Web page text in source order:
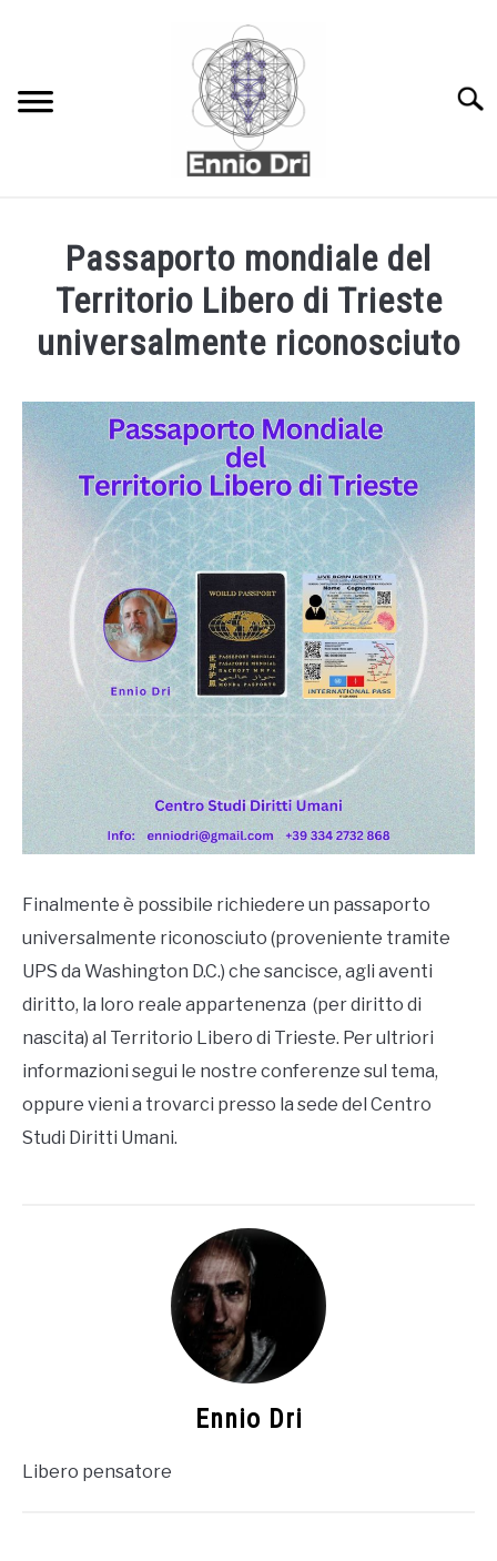
CONTATTI
LIBRI
CENTRO STUDI
CORSI
MAGAZINE
TATTOOS
NUMEROLOGIA
ANTROPOSOFIA
CONSULENZA
Passaporto mondiale del
Territorio Libero di Trieste
universalmente riconosciuto
by
Ennio
seminari,
gruppi,
manifestazioni
Finalmente è possibile richiedere un passaporto
universalmente riconosciuto (proveniente tramite
UPS da Washington D.C.) che sancisce, agli aventi
diritto, la loro reale appartenenza (per diritto di
nascita) al Territorio Libero di Trieste. Per ultriori
informazioni segui le nostre conferenze sul tema,
oppure vieni a trovarci presso la sede del Centro
Studi Diritti Umani.
Ennio Dri
Libero pensatore